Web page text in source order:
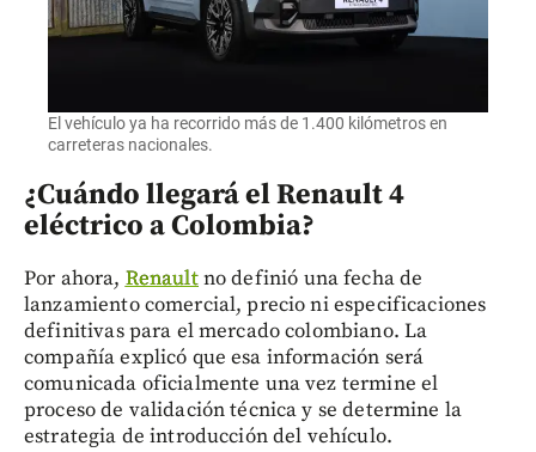
El vehículo ya ha recorrido más de 1.400 kilómetros en
carreteras nacionales.
¿Cuándo llegará el Renault 4
eléctrico a Colombia?
Por ahora, Renaultno definió una fecha de
lanzamiento comercial, precio ni especificaciones
definitivas para el mercado colombiano. La
compañía explicó que esa información será
comunicada oficialmente una vez termine el
proceso de validación técnica y se determine la
estrategia de introducción del vehículo.